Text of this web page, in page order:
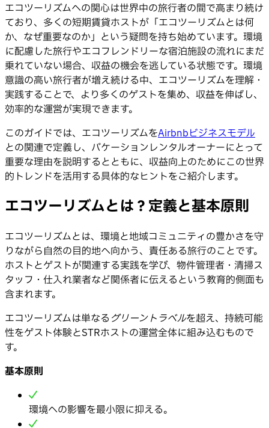
エコツーリズムへの関心は世界中の旅行者の間で高まり続け
ており、多くの短期賃貸ホストが「エコツーリズムとは何
か、なぜ重要なのか」という疑問を持ち始めています。環境
に配慮した旅行やエコフレンドリーな宿泊施設の流れにまだ
乗れていない場合、収益の機会を逃している状態です。環境
意識の高い旅行者が増え続ける中、エコツーリズムを理解・
実践することで、より多くのゲストを集め、収益を伸ばし、
効率的な運営が実現できます。
このガイドでは、エコツーリズムをAirbnbビジネスモデル
との関連で定義し、バケーションレンタルオーナーにとって
重要な理由を説明するとともに、収益向上のためにこの世界
的トレンドを活用する具体的なヒントをご紹介します。
エコツーリズムとは？定義と基本原則
エコツーリズムとは、環境と地域コミュニティの豊かさを守
りながら自然の目的地へ向かう、責任ある旅行のことです。
ホストとゲストが関連する実践を学び、物件管理者・清掃ス
タッフ・仕入れ業者など関係者に伝えるという教育的側面も
含まれます。
エコツーリズムは単なる グリーントラベルを超え、持続可能
性をゲスト体験とSTRホストの運営全体に組み込むもので
す。
基本原則
環境への影響を最小限に抑える。